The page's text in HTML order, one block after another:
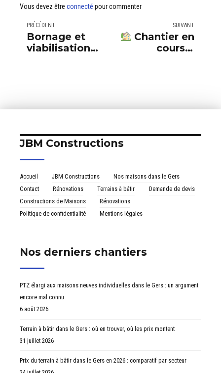
Vous devez être connecté pour commenter
PRÉCÉDENT
Bornage et
viabilisation
SUIVANT
Chantier en
cours à
JBM Constructions
Accueil JBM Constructions
Nos maisons dans le Gers
Contact
Rénovations Terrains à bâtir
Demande de devis
Constructions de Maisons
Rénovations
Politique de confidentialité
Mentions légales
Nos derniers chantiers
PTZ élargi aux maisons neuves individuelles dans le Gers : un argument
encore mal connu
6 août 2026
Terrain à bâtir dans le Gers : où en trouver, où les prix montent
31 juillet 2026
Prix du terrain à bâtir dans le Gers en 2026 : comparatif par secteur